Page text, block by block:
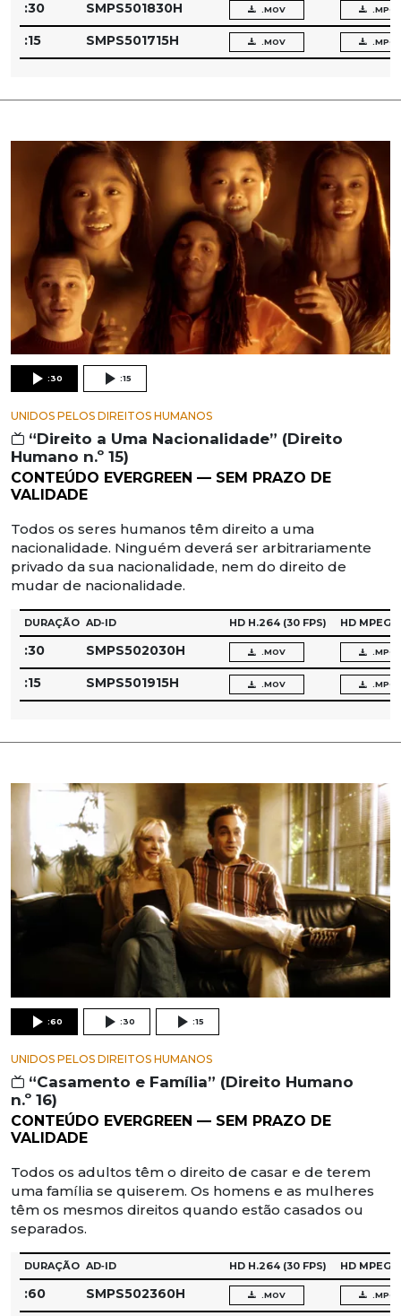
:30 SMPS501830H .MOV .MPG
:15 SMPS501715H .MOV .MPG
:30 :15
UNIDOS PELOS DIREITOS HUMANOS
“Direito a Uma Nacionalidade” (Direito
Humano n.º 15)
CONTEÚDO EVERGREEN — SEM PRAZO DE
VALIDADE
Todos os seres humanos têm direito a uma
nacionalidade. Ninguém deverá ser arbitrariamente
privado da sua nacionalidade, nem do direito de
mudar de nacionalidade.
DURAÇÃO AD‑ID HD H.264 (30 FPS) HD MPEG‑2
:30 SMPS502030H .MOV .MPG
:15 SMPS501915H .MOV .MPG
:60 :30 :15
UNIDOS PELOS DIREITOS HUMANOS
“Casamento e Família” (Direito Humano
n.º 16)
CONTEÚDO EVERGREEN — SEM PRAZO DE
VALIDADE
Todos os adultos têm o direito de casar e de terem
uma família se quiserem. Os homens e as mulheres
têm os mesmos direitos quando estão casados ou
separados.
DURAÇÃO AD‑ID HD H.264 (30 FPS) HD MPEG‑2
:60 SMPS502360H .MOV .MPG